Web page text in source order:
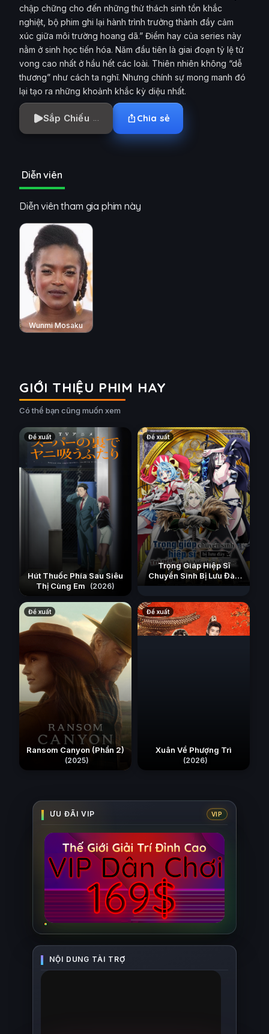
chập chững cho đến những thử thách sinh tồn khắc
nghiệt, bộ phim ghi lại hành trình trưởng thành đầy cảm
xúc giữa môi trường hoang dã.” Điểm hay của series này
nằm ở sinh học tiến hóa. Năm đầu tiên là giai đoạn tỷ lệ tử
vong cao nhất ở hầu hết các loài. Thiên nhiên không “dễ
thương” như cách ta nghĩ. Nhưng chính sự mong manh đó
lại tạo ra những khoảnh khắc kỳ diệu nhất.
Sắp Chiếu Chia sẻ
Diễn viên
Diễn viên tham gia phim này
Wunmi Mosaku
GIỚI THIỆU PHIM HAY
Có thể bạn cũng muốn xem
Đề xuất
Hút Thuốc Phía Sau Siêu
Thị Cùng Em
(2026)
Đề xuất
Trọng Giáp Hiệp Sĩ
Chuyển Sinh Bị Lưu Đày
Trở Nên Vô Địch Nhờ Kiến
Đề xuất
Ransom Canyon (Phần 2)
(2025)
Đề xuất
Xuân Về Phượng Trì
(2026)